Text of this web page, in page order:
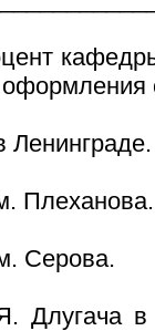
Ленинграде.
Плеханова.
Серова.
Длугача в